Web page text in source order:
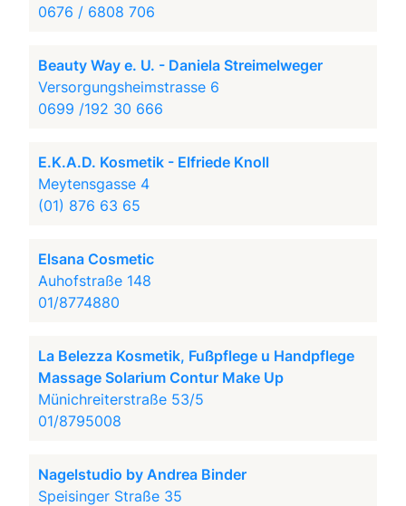
0676 / 6808 706
Beauty Way e. U. - Daniela Streimelweger
Versorgungsheimstrasse 6
0699 /192 30 666
E.K.A.D. Kosmetik - Elfriede Knoll
Meytensgasse 4
(01) 876 63 65
Elsana Cosmetic
Auhofstraße 148
01/8774880
La Belezza Kosmetik, Fußpflege u Handpflege
Massage Solarium Contur Make Up
Münichreiterstraße 53/5
01/8795008
Nagelstudio by Andrea Binder
Speisinger Straße 35